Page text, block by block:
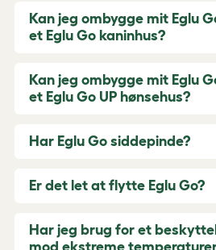
Kan jeg ombygge mit Eglu
et Eglu Go kaninhus?
Kan jeg ombygge mit Eglu
et Eglu Go UP hønsehus?
Har Eglu Go siddepinde?
Er det let at flytte Eglu Go?
Har jeg brug for et